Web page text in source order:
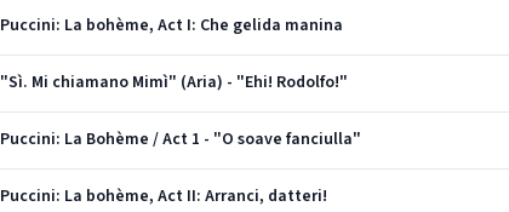
Puccini: La bohème, Act I: Che gelida manina
"Sì. Mi chiamano Mimì" (Aria) - "Ehi! Rodolfo!"
Puccini: La Bohème / Act 1 - "O soave fanciulla"
Puccini: La bohème, Act II: Arranci, datteri!